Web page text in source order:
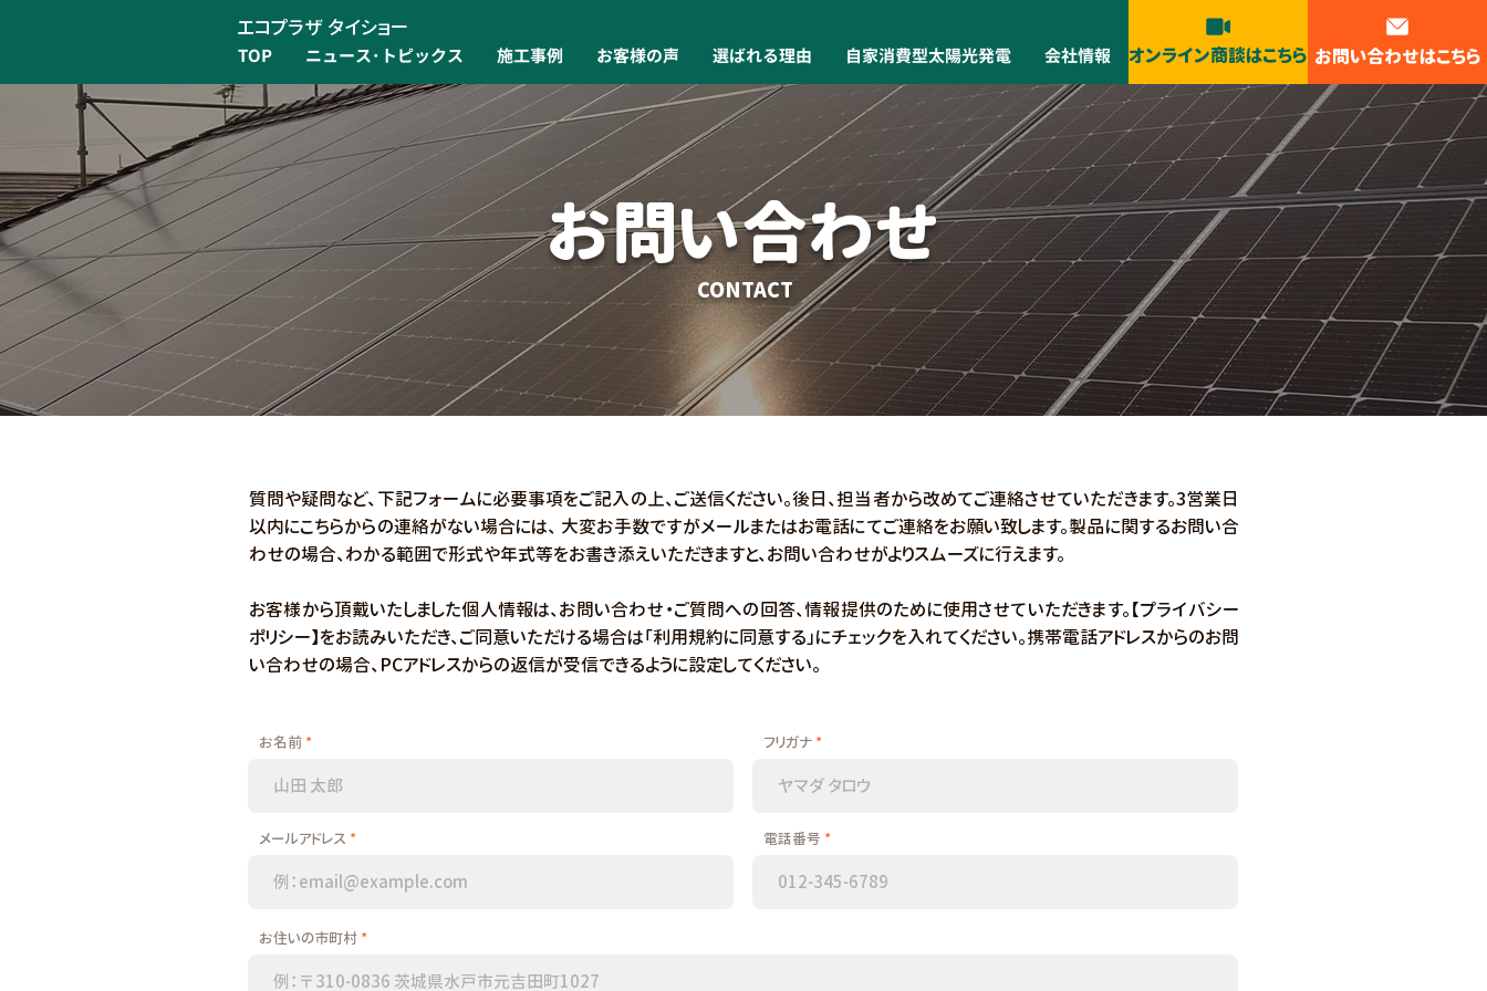
エコプラザ タイショー
TOP ニュース･トピックス 施工事例 お客様の声 選ばれる理由 自家消費型太陽光発電 会社情報 オンライン商談はこちら お問い合わせはこちら
​お問い合わせ
CONTACT
質問や疑問など、下記フォームに必要事項をご記入の上、ご送信ください。後日、担当者から改めてご連絡させていただきます。3営業日
以内にこちらからの連絡がない場合には、 大変お手数ですがメールまたはお電話にてご連絡をお願い致します。製品に関するお問い合
わせの場合、わかる範囲で形式や年式等をお書き添えいただきますと、お問い合わせがよりスムーズに行えます。
お客様から頂戴いたしました個人情報は、お問い合わせ・ご質問への回答、情報提供のために使用させていただきます。【プライバシー
ポリシー】をお読みいただき、ご同意いただける場合は「利用規約に同意する」にチェックを入れてください。携帯電話アドレスからのお問
い合わせの場合、PCアドレスからの返信が受信できるように設定してください。
お名前 フリガナ
メールアドレス 電話番号
お住いの市町村